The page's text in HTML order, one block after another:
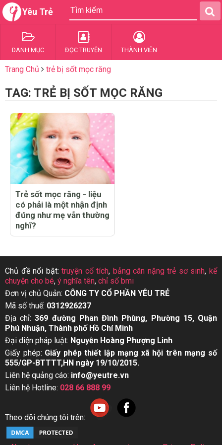
Yêu Trẻ
DANH MỤC ĐỌC TRUYỆN THÀNH VIÊN
Trang Chủ trẻ bị sốt mọc răng
TAG: TRẺ BỊ SỐT MỌC RĂNG
Trẻ sốt mọc răng - liệu
có phải là một nhận định
đúng như mẹ vẫn thường
nghĩ?
Chủ đề nổi bật:truyện cổ tích, bảng cân nặng trẻ sơ sinh,kể
chuyện cho bé, ý nghĩa tên, chỉ số bmi
Đơn vị chủ Quản: CÔNG TY CỔ PHẦN YÊU TRẺ
Mã số thuế: 0312926237
Địa chỉ:369 đường Phan Đình Phùng, Phường 15, Quận
Phú Nhuận, Thành phố Hồ Chí Minh
Đại diện pháp luật: Nguyễn Hoàng Phượng Linh
Giấy phép: Giấy phép thiết lập mạng xã hội trên mạng số
555/GP-BTTTT,HN ngày 19/10/2015.
Liên hệ quảng cáo: info@yeutre.vn
Liên hệ Hotline: 028 66 888 99
Theo dõi chúng tôi trên: